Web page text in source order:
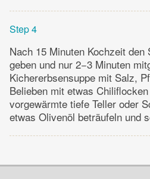
Step 4
Nach 15 Minuten Kochzeit den
geben und nur 2−3 Minuten
Kichererbsensuppe mit Salz,
Belieben mit etwas
vorgewärmte tiefe Teller oder
etwas Olivenöl beträufeln und